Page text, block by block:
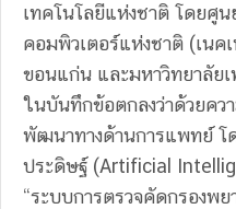
เทคโนโลยีแห่งชาติ โดยศู
คอมพิวเตอร์แห่งชาติ (เนค
ขอนแก่น และมหาวิทยาลัย
ในบันทึกข้อตกลงว่าด้วยคว
พัฒนาทางด้านการแพทย์
ประดิษฐ์ (Artificial
“ระบบการตรวจคัดกรองพ